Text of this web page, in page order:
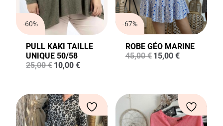
-60%
PULL KAKI TAILLE
UNIQUE 50/58
25,00€ Le
était :
25,00 €.
10,00 €Le
est :
10,00 €.
-67%
ROBE GÉO MARINE
45,00€ Le
45,00 €.
15,00 €Le
15,00 €.